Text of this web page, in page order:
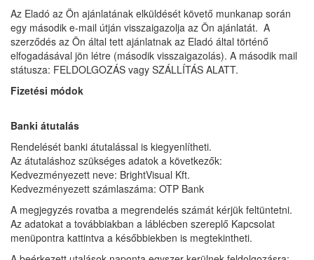
Az Eladó az Ön ajánlatának elküldését követő munkanap során
egy második e-mail útján visszaigazolja az Ön ajánlatát. A
szerződés az Ön által tett ajánlatnak az Eladó által történő
elfogadásával jön létre (második visszaigazolás). A második mail
státusza: FELDOLGOZÁS vagy SZÁLLÍTÁS ALATT.
Fizetési módok
Banki átutalás
Rendelését banki átutalással is kiegyenlítheti.
Az átutaláshoz szükséges adatok a következők:
Kedvezményezett neve: BrightVisual Kft.
Kedvezményezett számlaszáma: OTP Bank
A megjegyzés rovatba a megrendelés számát kérjük feltüntetni.
Az adatokat a továbbiakban a láblécben szereplő Kapcsolat
menüpontra kattintva a későbbiekben is megtekintheti.